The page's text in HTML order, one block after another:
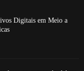
Digitais em Meio a